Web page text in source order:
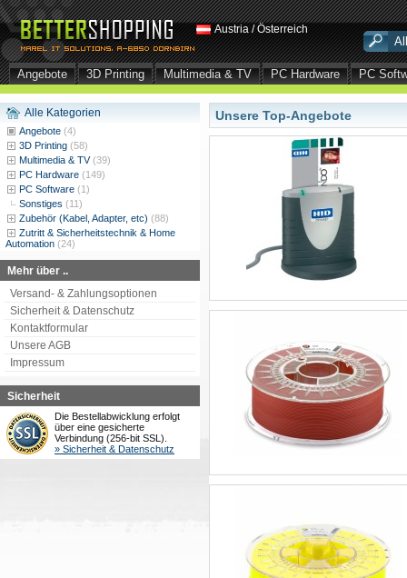
Austria / Österreich
Angebote 3D Printing Multimedia & TV PC Hardware PC
Alle Kategorien
Angebote (4)
3D Printing (58)
Multimedia & TV (39)
PC Hardware (149)
PC Software (1)
Sonstiges (11)
Zubehör (Kabel, Adapter, etc) (88)
Zutritt & Sicherheitstechnik & Home
Automation (24)
Mehr über ..
Versand- & Zahlungsoptionen
Sicherheit & Datenschutz
Kontaktformular
Unsere AGB
Impressum
Sicherheit
Die Bestellabwicklung erfolgt
über eine gesicherte
Verbindung (256-bit SSL).
» Sicherheit & Datenschutz
Unsere Top-Angebote